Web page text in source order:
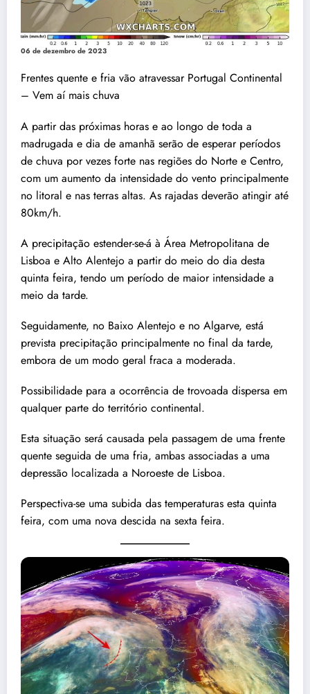
06 de dezembro de 2023
Frentes quente e fria vão atravessar Portugal Continental
– Vem aí mais chuva
A partir das próximas horas e ao longo de toda a
madrugada e dia de amanhã serão de esperar períodos
de chuva por vezes forte nas regiões do Norte e Centro,
com um aumento da intensidade do vento principalmente
no litoral e nas terras altas. As rajadas deverão atingir até
80km/h.
A precipitação estender-se-á à Área Metropolitana de
Lisboa e Alto Alentejo a partir do meio do dia desta
quinta feira, tendo um período de maior intensidade a
meio da tarde.
Seguidamente, no Baixo Alentejo e no Algarve, está
prevista precipitação principalmente no final da tarde,
embora de um modo geral fraca a moderada.
Possibilidade para a ocorrência de trovoada dispersa em
qualquer parte do território continental.
Esta situação será causada pela passagem de uma frente
quente seguida de uma fria, ambas associadas a uma
depressão localizada a Noroeste de Lisboa.
Perspectiva-se uma subida das temperaturas esta quinta
feira, com uma nova descida na sexta feira.